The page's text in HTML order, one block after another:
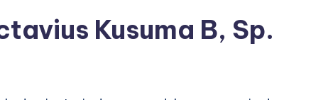
Kusuma B, Sp.